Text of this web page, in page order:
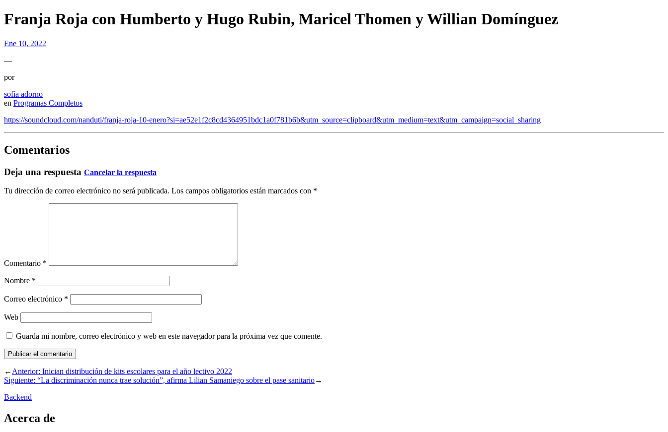
Franja Roja con Humberto y Hugo Rubin, Maricel Thomen y Willian Domínguez
Ene 10, 2022
—
por
sofía adorno
en Programas Completos
https://soundcloud.com/nanduti/franja-roja-10-enero?si=ae52e1f2c8cd4364951bdc1a0f781b6b&utm_source=clipboard&utm_medium=text&utm_campaign=social_sharing
Comentarios
Deja una respuesta Cancelar la respuesta
Tu dirección de correo electrónico no será publicada. Los campos obligatorios están marcados con *
Comentario *
Nombre *
Correo electrónico *
Web
Guarda mi nombre, correo electrónico y web en este navegador para la próxima vez que comente.
←Anterior: Inician distribución de kits escolares para el año lectivo 2022
Siguiente: “La discriminación nunca trae solución”, afirma Lilian Samaniego sobre el pase sanitario→
Backend
Acerca de